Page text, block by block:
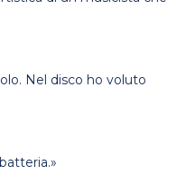
Nel disco ho voluto